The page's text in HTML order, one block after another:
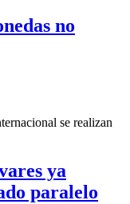
no
se realizan
ya
paralelo